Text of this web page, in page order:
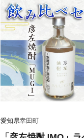
愛知県幸田町